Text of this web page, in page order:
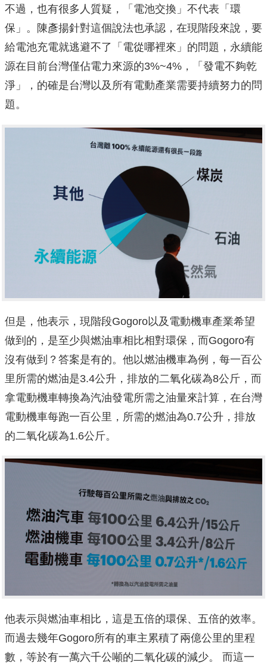
不過，也有很多人質疑，「電池交換」不代表「環
保」。陳彥揚針對這個說法也承認，在現階段來說，要
給電池充電就逃避不了「電從哪裡來」的問題，永續能
源在目前台灣僅佔電力來源的3%~4%，「發電不夠乾
淨」，的確是台灣以及所有電動產業需要持續努力的問
題。
但是，他表示，現階段Gogoro以及電動機車產業希望
做到的，是至少與燃油車相比相對環保，而Gogoro有
沒有做到？答案是有的。他以燃油機車為例，每一百公
里所需的燃油是3.4公升，排放的二氧化碳為8公斤，而
拿電動機車轉換為汽油發電所需之油量來計算，在台灣
電動機車每跑一百公里，所需的燃油為0.7公升，排放
的二氧化碳為1.6公斤。
他表示與燃油車相比，這是五倍的環保、五倍的效率。
而過去幾年Gogoro所有的車主累積了兩億公里的里程
數，等於有一萬六千公噸的二氧化碳的減少。 而這一